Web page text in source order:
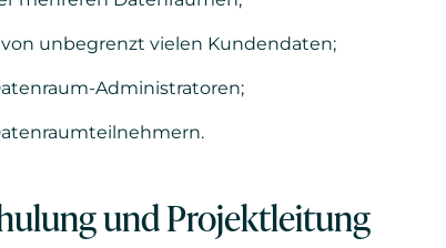
unbegrenzt vielen Kundendaten;
Administratoren;
und Projektleitung